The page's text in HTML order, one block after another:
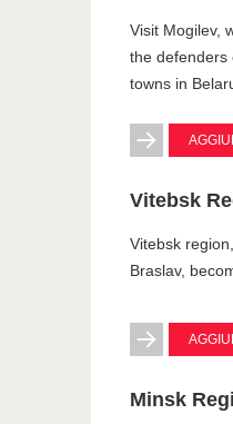
Visit Mogilev,
the defenders
towns in
Vitebsk
Vitebsk
Braslav,
Minsk